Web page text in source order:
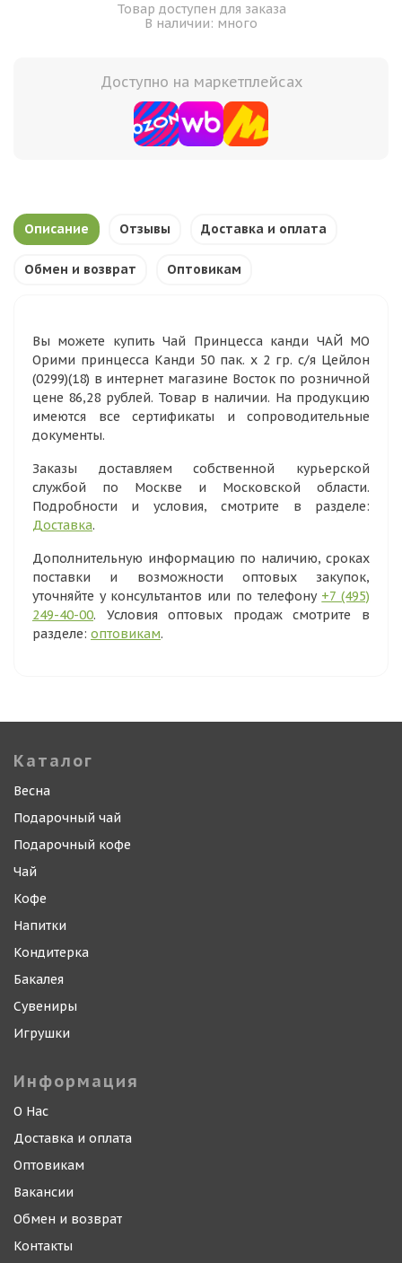
Товар доступен для заказа
В наличии: много
Доступно на маркетплейсах
Описание Отзывы Доставка и оплата
Обмен и возврат Оптовикам
Вы можете купить Чай Принцесса канди ЧАЙ МО
Орими принцесса Канди 50 пак. х 2 гр. с/я Цейлон
(0299)(18) в интернет магазине Восток по розничной
цене 86,28 рублей. Товар в наличии. На продукцию
имеются все сертификаты и сопроводительные
документы.
Заказы доставляем собственной курьерской
службой по Москве и Московской области.
Подробности и условия, смотрите в разделе:
Доставка.
Дополнительную информацию по наличию, сроках
поставки и возможности оптовых закупок,
уточняйте у консультантов или по телефону +7 (495)
249-40-00. Условия оптовых продаж смотрите в
разделе: оптовикам.
Каталог
Весна
Подарочный чай
Подарочный кофе
Чай
Кофе
Напитки
Кондитерка
Бакалея
Сувениры
Игрушки
Информация
О Нас
Доставка и оплата
Оптовикам
Вакансии
Обмен и возврат
Контакты